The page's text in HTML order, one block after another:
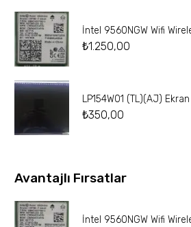
İntel 9560NGW Wifi
₺1.250,00
LP154W01 (TL)(AJ)
₺350,00
Avantajlı Fırsatlar
İntel 9560NGW Wifi